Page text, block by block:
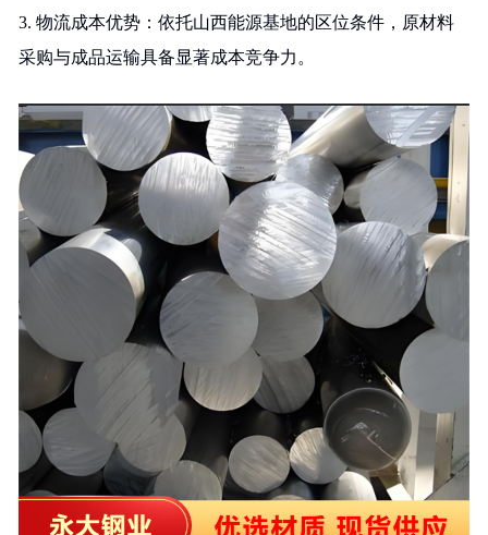
3. 物流成本优势：依托山西能源基地的区位条件，原材料
采购与成品运输具备显著成本竞争力。